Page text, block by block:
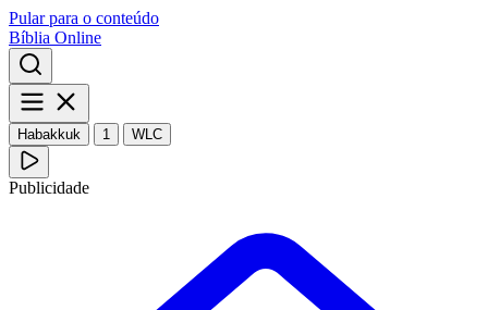
Pular para o conteúdo
Bíblia Online
Habakkuk 1 WLC
Publicidade